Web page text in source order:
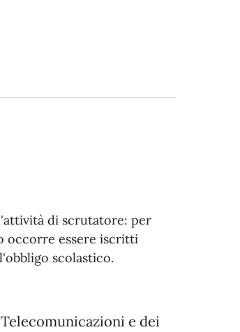
di scrutatore: per
occorre essere iscritti
scolastico.
e dei